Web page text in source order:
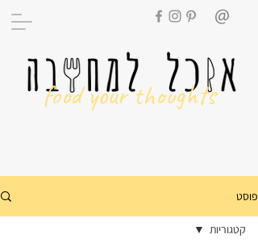
food your thoughts
פוסט
קטגוריות